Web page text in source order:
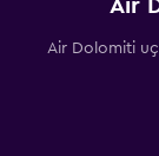
Air
Air Dolomiti